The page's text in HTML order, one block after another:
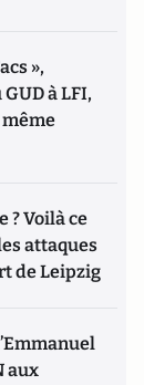
»,
à LFI,
même
? Voilà ce
attaques
de Leipzig
aux